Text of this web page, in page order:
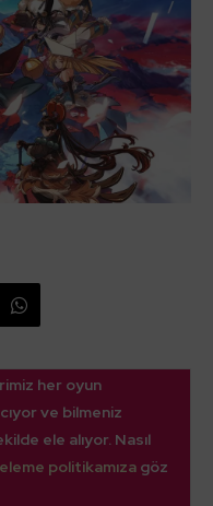
her oyun
ve bilmeniz
ele alıyor. Nasıl
politikamıza göz